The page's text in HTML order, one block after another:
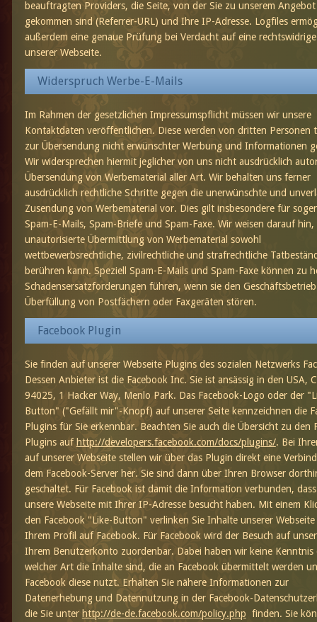
beauftragten Providers, die Seite, von der Sie zu unserem Angebot
gekommen sind (Referrer-URL) und Ihre IP-Adresse. Logfiles
außerdem eine genaue Prüfung bei Verdacht auf eine
unserer Webseite.
Widerspruch Werbe-E-Mails
Im Rahmen der gesetzlichen Impressumspflicht müssen wir unsere
Kontaktdaten veröffentlichen. Diese werden von dritten Personen
zur Übersendung nicht erwünschter Werbung und Informationen
Wir widersprechen hiermit jeglicher von uns nicht ausdrücklich
Übersendung von Werbematerial aller Art. Wir behalten uns ferner
ausdrücklich rechtliche Schritte gegen die unerwünschte und
Zusendung von Werbematerial vor. Dies gilt insbesondere für
Spam-E-Mails, Spam-Briefe und Spam-Faxe. Wir weisen darauf hin,
unautorisierte Übermittlung von Werbematerial sowohl
wettbewerbsrechtliche, zivilrechtliche und strafrechtliche
berühren kann. Speziell Spam-E-Mails und Spam-Faxe können zu
Schadensersatzforderungen führen, wenn sie den
Überfüllung von Postfächern oder Faxgeräten stören.
Facebook Plugin
Sie finden auf unserer Webseite Plugins des sozialen Netzwerks
Dessen Anbieter ist die Facebook Inc. Sie ist ansässig in den USA,
94025, 1 Hacker Way, Menlo Park. Das Facebook-Logo oder der
Button" ("Gefällt mir"-Knopf) auf unserer Seite kennzeichnen die
Plugins für Sie erkennbar. Beachten Sie auch die Übersicht zu den
Plugins auf http://developers.facebook.com/docs/plugins/. Bei
auf unserer Webseite stellen wir über das Plugin direkt eine
dem Facebook-Server her. Sie sind dann über Ihren Browser
geschaltet. Für Facebook ist damit die Information verbunden, dass
unsere Webseite mit Ihrer IP-Adresse besucht haben. Mit einem
den Facebook "Like-Button" verlinken Sie Inhalte unserer
Ihrem Profil auf Facebook. Für Facebook wird der Besuch auf
Ihrem Benutzerkonto zuordenbar. Dabei haben wir keine Kenntnis
welcher Art die Inhalte sind, die an Facebook übermittelt werden
Facebook diese nutzt. Erhalten Sie nähere Informationen zur
Datenerhebung und Datennutzung in der Facebook-
die Sie unter http://de-de.facebook.com/policy.php finden. Sie